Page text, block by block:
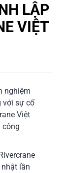
LẬP
VIỆT
nghiệm
với sự cố
Việt
công
lần